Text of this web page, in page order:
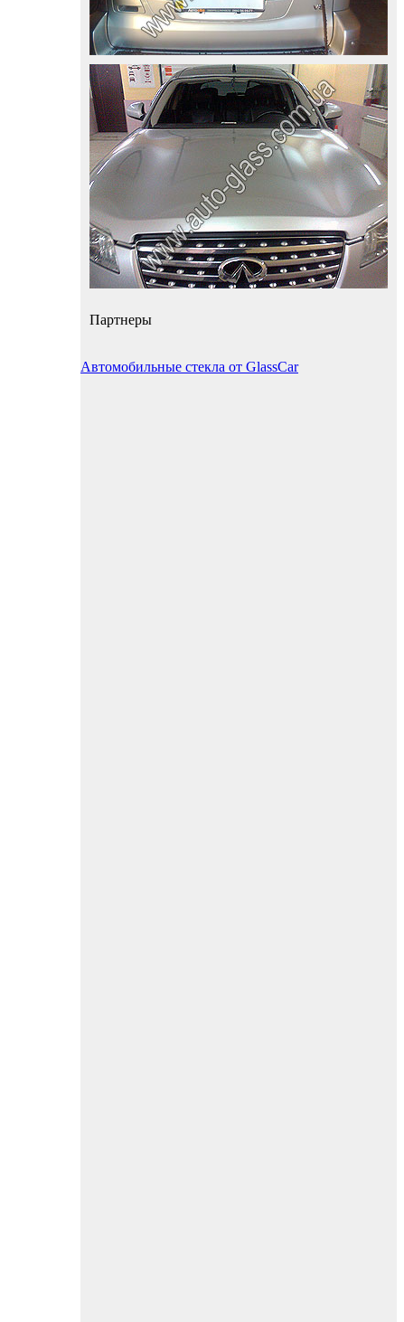
Партнеры
Автомобильные стекла от GlassCar